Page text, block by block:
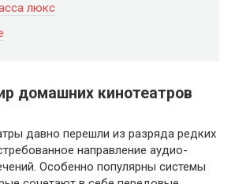
люкс
домашних кинотеатров
давно перешли из разряда редких
направление аудио-
Особенно популярны системы